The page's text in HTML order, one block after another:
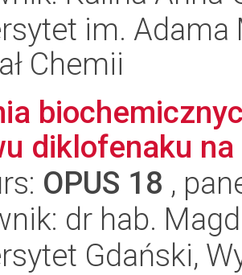
im.
Chemii
diklofenaku
OPUS 18 ,
dr hab.
Gdański,